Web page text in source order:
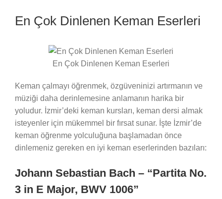
En Çok Dinlenen Keman Eserleri
En Çok Dinlenen Keman Eserleri
Keman çalmayı öğrenmek, özgüveninizi artırmanın ve
müziği daha derinlemesine anlamanın harika bir
yoludur. İzmir’deki keman kursları, keman dersi almak
isteyenler için mükemmel bir fırsat sunar. İşte İzmir’de
keman öğrenme yolculuğuna başlamadan önce
dinlemeniz gereken en iyi keman eserlerinden bazıları:
Johann Sebastian Bach – “Partita No.
3 in E Major, BWV 1006”